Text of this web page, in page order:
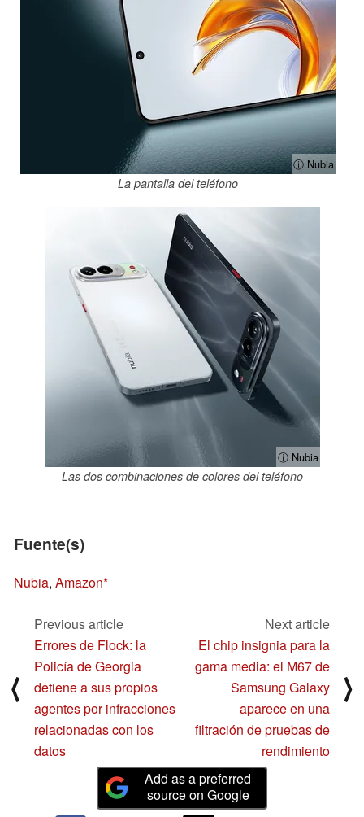
ⓘ Nubia
La pantalla del teléfono
ⓘ Nubia
Las dos combinaciones de colores del teléfono
Fuente(s)
Nubia, Amazon
⟨
Previous article
Errores de Flock: la
Policía de Georgia
detiene a sus propios
agentes por infracciones
relacionadas con los
datos
Next article
El chip insignia para la
gama media: el M67 de
Samsung Galaxy
aparece en una
filtración de pruebas de
rendimiento
⟩
Add as a preferred
source on Google